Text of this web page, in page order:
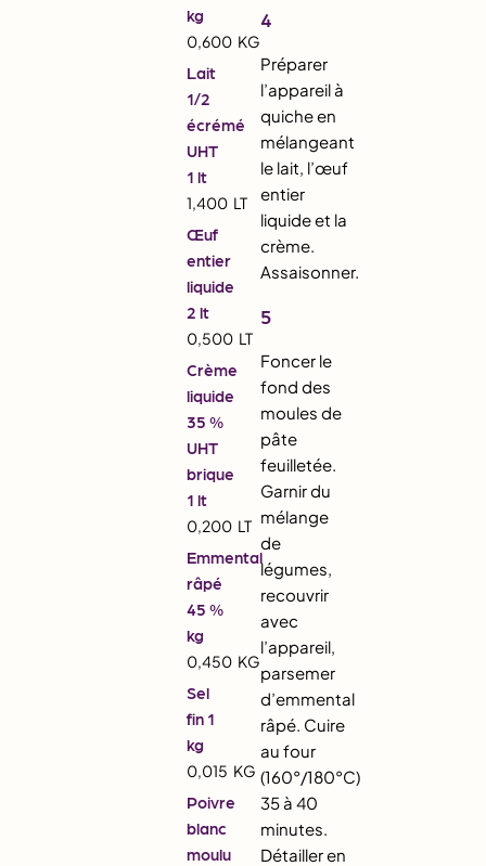
kg
0,600 KG
Lait
1/2
écrémé
UHT
1 lt
1,400 LT
Œuf
entier
liquide
2 lt
0,500 LT
Crème
liquide
35 %
UHT
brique
1 lt
0,200 LT
Emmental
râpé
45 %
kg
0,450 KG
Sel
fin 1
kg
0,015 KG
Poivre
blanc
moulu
4
Préparer
l’appareil à
quiche en
mélangeant
le lait, l’œuf
entier
liquide et la
crème.
Assaisonner.
5
Foncer le
fond des
moules de
pâte
feuilletée.
Garnir du
mélange
de
légumes,
recouvrir
avec
l’appareil,
parsemer
d’emmental
râpé. Cuire
au four
(160°/180°C)
35 à 40
minutes.
Détailler en